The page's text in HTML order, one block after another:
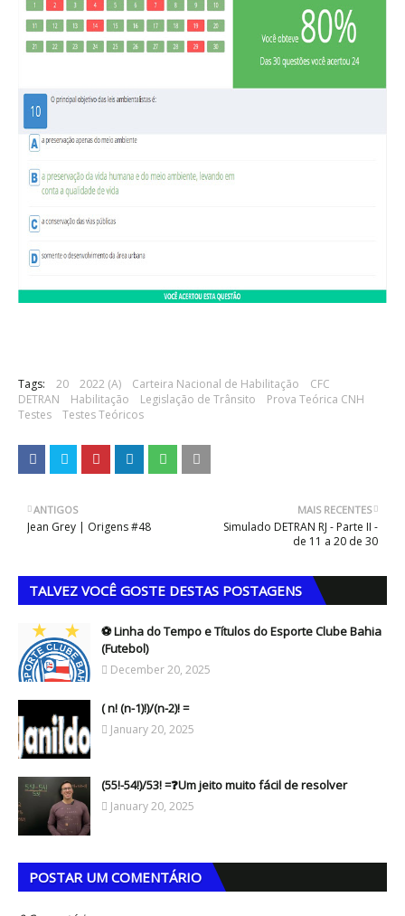
Tags: 20 2022 (A) Carteira Nacional de Habilitação
CFC
DETRAN
Habilitação Legislação de Trânsito
Prova Teórica CNH
Testes
Testes Teóricos
MAIS RECENTES
Simulado DETRAN RJ - Parte II -
de 11 a 20 de 30
ANTIGOS
Jean Grey | Origens #48
TALVEZ VOCÊ GOSTE DESTAS POSTAGENS
⚽ Linha do Tempo e Títulos do Esporte Clube Bahia
(Futebol)
December 20, 2025
( n! (n-1)!)/(n-2)! =
January 20, 2025
(55!-54!)/53! =❓Um jeito muito fácil de resolver
January 20, 2025
POSTAR UM COMENTÁRIO